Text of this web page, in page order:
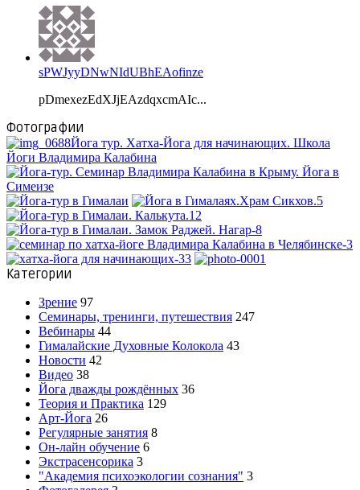
sPWJyyDNwNIdUBhEAofinze
pDmexezEdXJjEAzdqxcmAIc...
Фотографии
Категории
Зрение 97
Семинары, тренинги, путешествия 247
Вебинары 44
Гималайские Духовные Колокола 43
Новости 42
Видео 38
Йога дважды рождённых 36
Теория и Практика 129
Арт-Йога 26
Регулярные занятия 8
Он-лайн обучение 6
Экстрасенсорика 3
"Академия психоэкологии сознания" 3